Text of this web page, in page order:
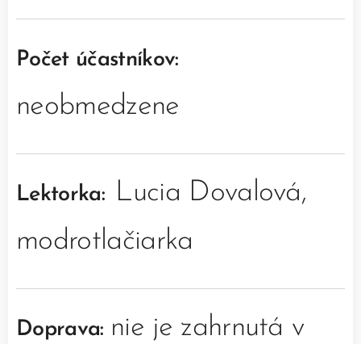
Počet účastníkov:
neobmedzene
Lektorka:
Lucia Dovalová,
modrotlačiarka
Doprava: nie je zahrnutá v